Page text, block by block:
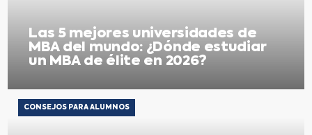
Las 5 mejores universidades de
MBA del mundo: ¿Dónde estudiar
un MBA de élite en 2026?
CONSEJOS PARA ALUMNOS